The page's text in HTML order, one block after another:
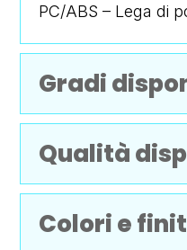
PC/ABS – Lega di
Gradi
Qualità
Colori e